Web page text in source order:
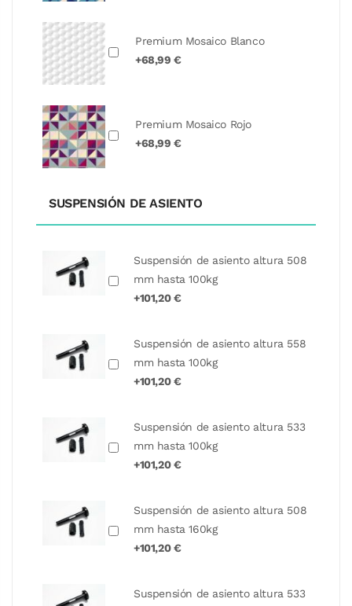
Premium Mosaico Blanco
+68,99 €
Premium Mosaico Rojo
+68,99 €
SUSPENSIÓN DE ASIENTO
Suspensión de asiento altura 508
mm hasta 100kg
+101,20 €
Suspensión de asiento altura 558
mm hasta 100kg
+101,20 €
Suspensión de asiento altura 533
mm hasta 100kg
+101,20 €
Suspensión de asiento altura 508
mm hasta 160kg
+101,20 €
Suspensión de asiento altura 533